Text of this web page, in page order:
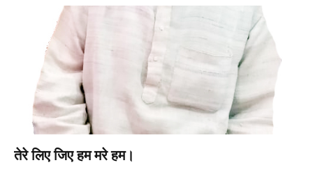
तेरे लिए जिए हम मरे हम।